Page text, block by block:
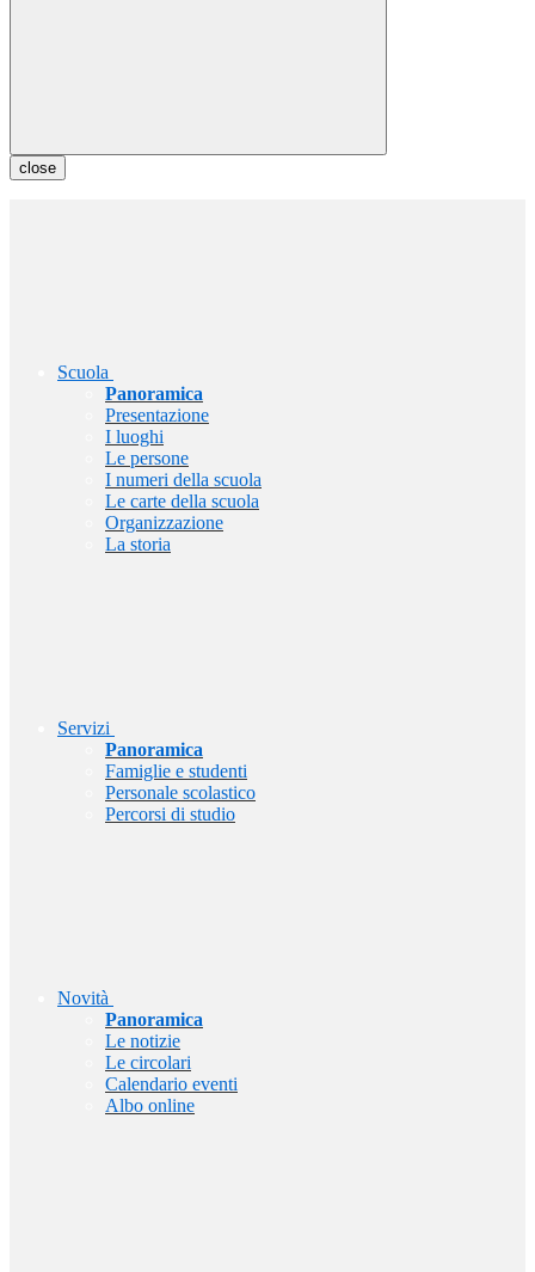
close
Scuola
Panoramica
Presentazione
I luoghi
Le persone
I numeri della scuola
Le carte della scuola
Organizzazione
La storia
Servizi
Panoramica
Famiglie e studenti
Personale scolastico
Percorsi di studio
Novità
Panoramica
Le notizie
Le circolari
Calendario eventi
Albo online